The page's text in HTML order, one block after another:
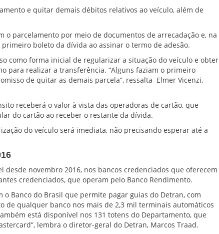
e quitar demais débitos relativos ao veículo, além de
o parcelamento por meio de documentos de arrecadação e, na
boleto da dívida ao assinar o termo de adesão.
como forma inicial de regularizar a situação do veículo e obter
para realizar a transferência. “Alguns faziam o primeiro
de quitar as demais parcela”, ressalta Elmer Vicenzi,
receberá o valor à vista das operadoras de cartão, que
do cartão ao receber o restante da dívida.
do veículo será imediata, não precisando esperar até a
desde novembro 2016, nos bancos credenciados que oferecem
credenciados, que operam pelo Banco Rendimento.
o Banco do Brasil que permite pagar guias do Detran, com
de qualquer banco nos mais de 2,3 mil terminais automáticos
está disponível nos 131 totens do Departamento, que
lembra o diretor-geral do Detran, Marcos Traad.